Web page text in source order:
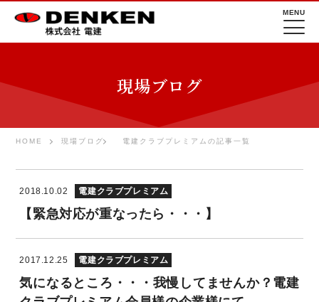
MENU
現場ブログ
HOME 現場ブログ 電建クラブプレミアムの記事一覧
2018.10.02 電建クラブプレミアム
【緊急対応が重なったら・・・】
2017.12.25 電建クラブプレミアム
気になるところ・・・我慢してませんか？電建